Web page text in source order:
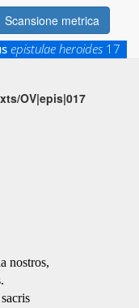
Scansione metrica
epistulae heroides17
OV|epis|017
nostros,